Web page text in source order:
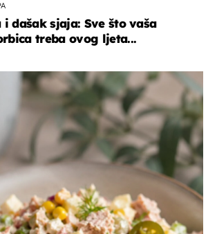
dašak sjaja: Sve što vaša
treba ovog ljeta...